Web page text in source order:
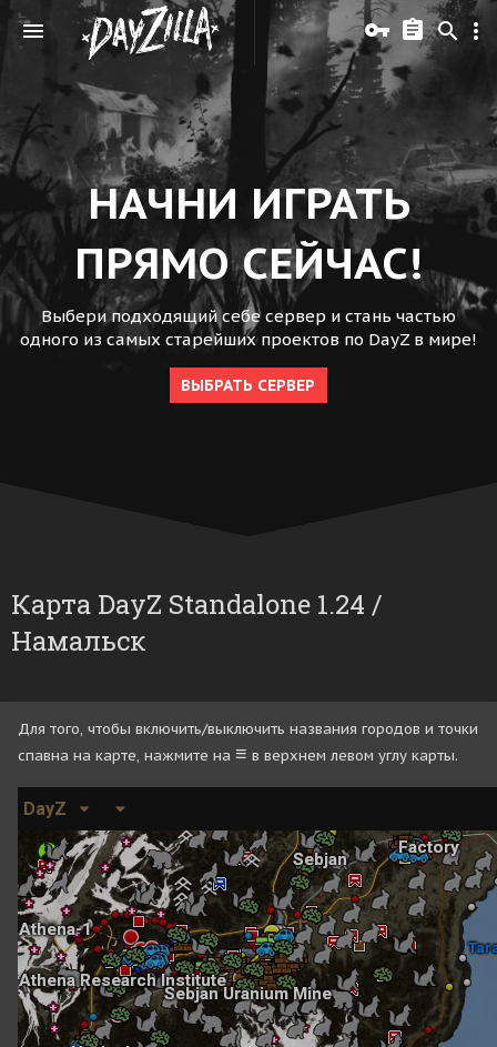
НАЧНИ ИГРАТЬ
ПРЯМО СЕЙЧАС!
Выбери подходящий себе сервер и стань частью
одного из самых старейших проектов по DayZ в мире!
ВЫБРАТЬ СЕРВЕР
Карта DayZ Standalone 1.24 /
Намальск
Для того, чтобы включить/выключить названия городов и точки
спавна на карте, нажмите на ≡ в верхнем левом углу карты.